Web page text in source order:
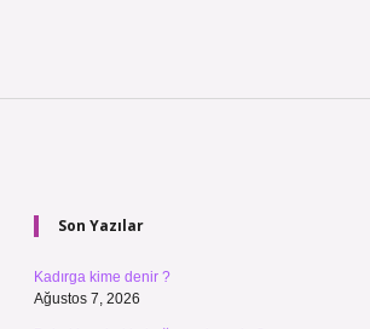
Son Yazılar
Kadırga kime denir ?
Ağustos 7, 2026